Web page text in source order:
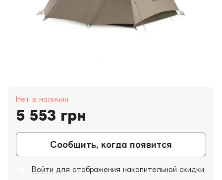
Нет в наличии
5 553 грн
Сообщить, когда появится
Войти для отображения накопительной скидки